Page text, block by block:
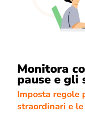
Monitora
pause e gli
Imposta regole
straordinari e le